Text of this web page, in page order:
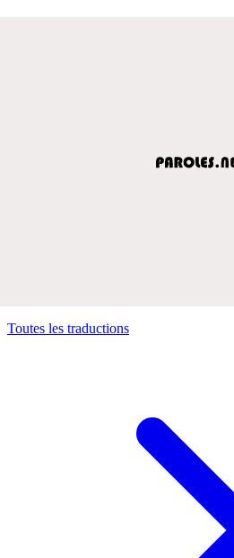
Toutes les traductions